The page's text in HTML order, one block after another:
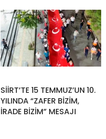
SİİRT’TE 15 TEMMUZ’UN 10.
YILINDA “ZAFER BİZİM,
İRADE BİZİM” MESAJI